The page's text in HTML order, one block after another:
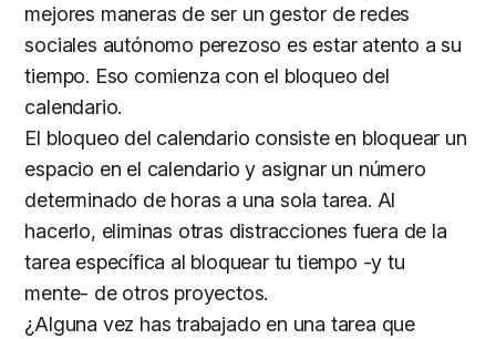
mejores maneras de ser un gestor de redes
sociales autónomo perezoso es estar atento a su
tiempo. Eso comienza con el bloqueo del
calendario.
El bloqueo del calendario consiste en bloquear un
espacio en el calendario y asignar un número
determinado de horas a una sola tarea. Al
hacerlo, eliminas otras distracciones fuera de la
tarea específica al bloquear tu tiempo -y tu
mente- de otros proyectos.
¿Alguna vez has trabajado en una tarea que